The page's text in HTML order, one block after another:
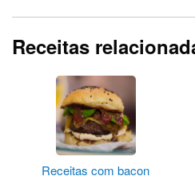
Receitas
Receitas com bacon